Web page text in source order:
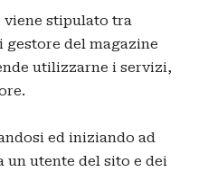
stipulato tra
del magazine
utilizzarne i servizi,
ed iniziando ad
un utente del sito e dei